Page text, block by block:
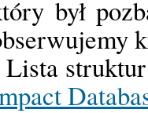
był
Lista